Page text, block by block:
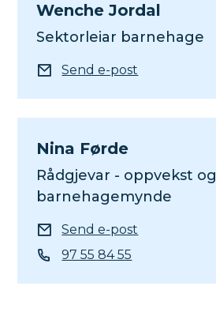
Wenche Jordal
Sektorleiar barnehage
E-postSend e-post
Nina Førde
Rådgjevar - oppvekst og
barnehagemynde
E-postSend e-post
Telefon97 55 84 55